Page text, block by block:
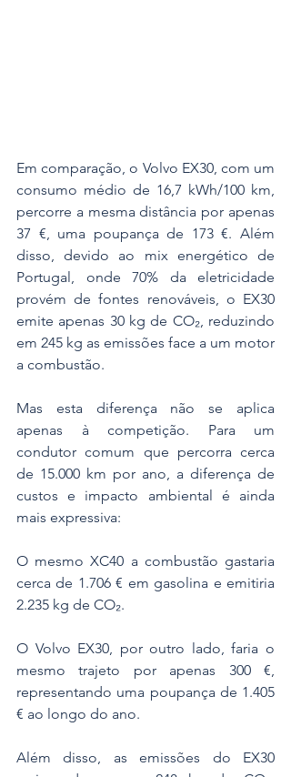
Em comparação, o Volvo EX30, com um
consumo médio de 16,7 kWh/100 km,
percorre a mesma distância por apenas
37 €, uma poupança de 173 €. Além
disso, devido ao mix energético de
Portugal, onde 70% da eletricidade
provém de fontes renováveis, o EX30
emite apenas 30 kg de CO₂, reduzindo
em 245 kg as emissões face a um motor
a combustão.
Mas esta diferença não se aplica
apenas à competição. Para um
condutor comum que percorra cerca
de 15.000 km por ano, a diferença de
custos e impacto ambiental é ainda
mais expressiva:
O mesmo XC40 a combustão gastaria
cerca de 1.706 € em gasolina e emitiria
2.235 kg de CO₂.
O Volvo EX30, por outro lado, faria o
mesmo trajeto por apenas 300 €,
representando uma poupança de 1.405
€ ao longo do ano.
Além disso, as emissões do EX30